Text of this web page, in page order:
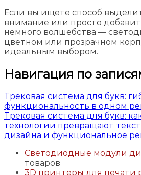
Если вы ищете способ
внимание или просто
немного волшебства —
цветном или прозрачном
идеальным выбором.
Навигация по
Трековая система для букв:
функциональность в одном
Трековая система для букв:
технологии превращают
дизайна и функциональное
Светодиодные модули
товаров
3D принтеры для печати